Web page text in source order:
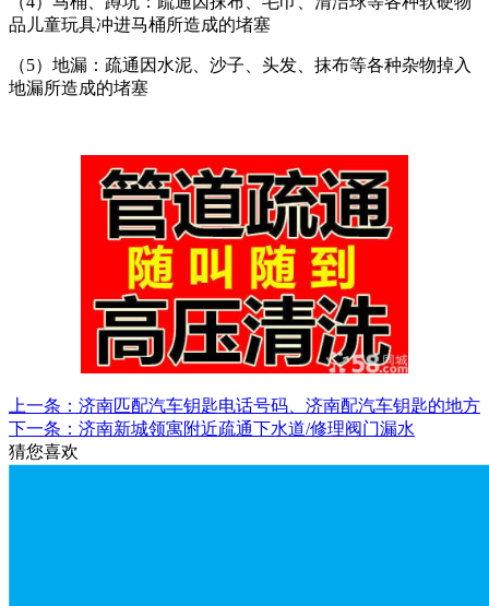
品儿童玩具冲进马桶所造成的堵塞
（5）地漏：疏通因水泥、沙子、头发、抹布等各种杂物掉入
地漏所造成的堵塞
上一条：济南匹配汽车钥匙电话号码、济南配汽车钥匙的地方
下一条：济南新城领寓附近疏通下水道/修理阀门漏水
猜您喜欢